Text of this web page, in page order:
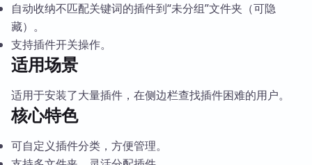
自动收纳不匹配关键词的插件到“未分组”文件夹（可隐
藏）。
支持插件开关操作。
适用场景
适用于安装了大量插件，在侧边栏查找插件困难的用户。
核心特色
可自定义插件分类，方便管理。